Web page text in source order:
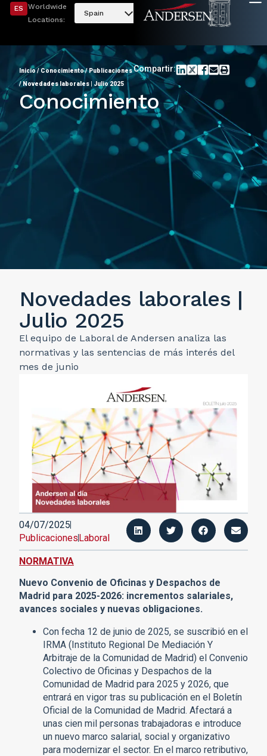
ES
Worldwide
Locations:
Spain
Inicio/ Conocimiento/Publicaciones
/Novedades laborales | Julio 2025
Compartir:
Conocimiento
Novedades laborales |
Julio 2025
El equipo de Laboral de Andersen analiza las
normativas y las sentencias de más interés del
mes de junio
04/07/2025
PublicacionesLaboral
NORMATIVA
Nuevo Convenio de Oficinas y Despachos de
Madrid para 2025-2026: incrementos salariales,
avances sociales y nuevas obligaciones.
Con fecha 12 de junio de 2025, se suscribió en el
IRMA (Instituto Regional De Mediación Y
Arbitraje de la Comunidad de Madrid) el Convenio
Colectivo de Oficinas y Despachos de la
Comunidad de Madrid para 2025 y 2026, que
entrará en vigor tras su publicación en el Boletín
Oficial de la Comunidad de Madrid. Afectará a
unas cien mil personas trabajadoras e introduce
un nuevo marco salarial, social y organizativo
para modernizar el sector. En el marco retributivo,